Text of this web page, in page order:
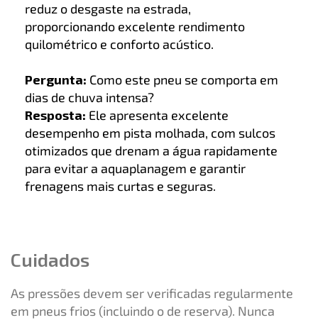
reduz o desgaste na estrada,
proporcionando excelente rendimento
quilométrico e conforto acústico.
Pergunta: Como este pneu se comporta em
dias de chuva intensa?
Resposta: Ele apresenta excelente
desempenho em pista molhada, com sulcos
otimizados que drenam a água rapidamente
para evitar a aquaplanagem e garantir
frenagens mais curtas e seguras.
Cuidados
As pressões devem ser verificadas regularmente
em pneus frios (incluindo o de reserva). Nunca